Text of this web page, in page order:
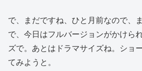
で、まだですね、ひと月前なので、
で、今日はフルバージョンがかけら
ズで。あとはドラマサイズね。ショ
てみようと。